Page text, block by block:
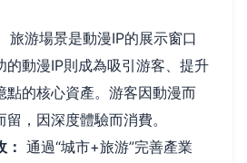
旅游場景是動漫IP的展示窗口
的動漫IP則成為吸引游客、提升
點的核心資產。游客因動漫而
，因深度體驗而消費。
通過“城市+旅游”完善產業